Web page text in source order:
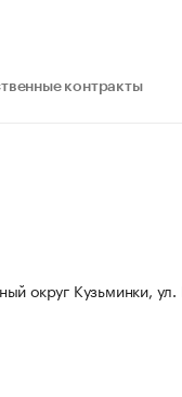
контракты
округ Кузьминки,